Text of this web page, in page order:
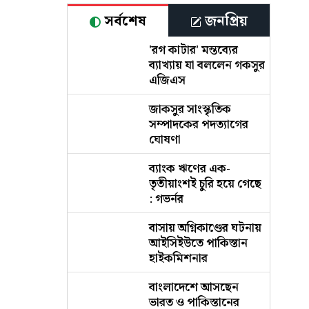
সর্বশেষ জনপ্রিয়
'রগ কাটার' মন্তব্যের
ব্যাখ্যায় যা বললেন গকসুর
এজিএস
জাকসুর সাংস্কৃতিক
সম্পাদকের পদত্যাগের
ঘোষণা
ব্যাংক ঋণের এক-
তৃতীয়াংশই চুরি হয়ে গেছে
: গভর্নর
বাসায় অগ্নিকাণ্ডের ঘটনায়
আইসিইউতে পাকিস্তান
হাইকমিশনার
বাংলাদেশে আসছেন
ভারত ও পাকিস্তানের